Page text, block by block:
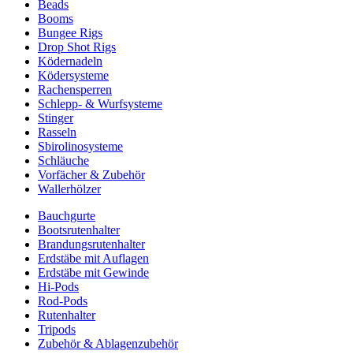
Beads
Booms
Bungee Rigs
Drop Shot Rigs
Ködernadeln
Ködersysteme
Rachensperren
Schlepp- & Wurfsysteme
Stinger
Rasseln
Sbirolinosysteme
Schläuche
Vorfächer & Zubehör
Wallerhölzer
Bauchgurte
Bootsrutenhalter
Brandungsrutenhalter
Erdstäbe mit Auflagen
Erdstäbe mit Gewinde
Hi-Pods
Rod-Pods
Rutenhalter
Tripods
Zubehör & Ablagenzubehör